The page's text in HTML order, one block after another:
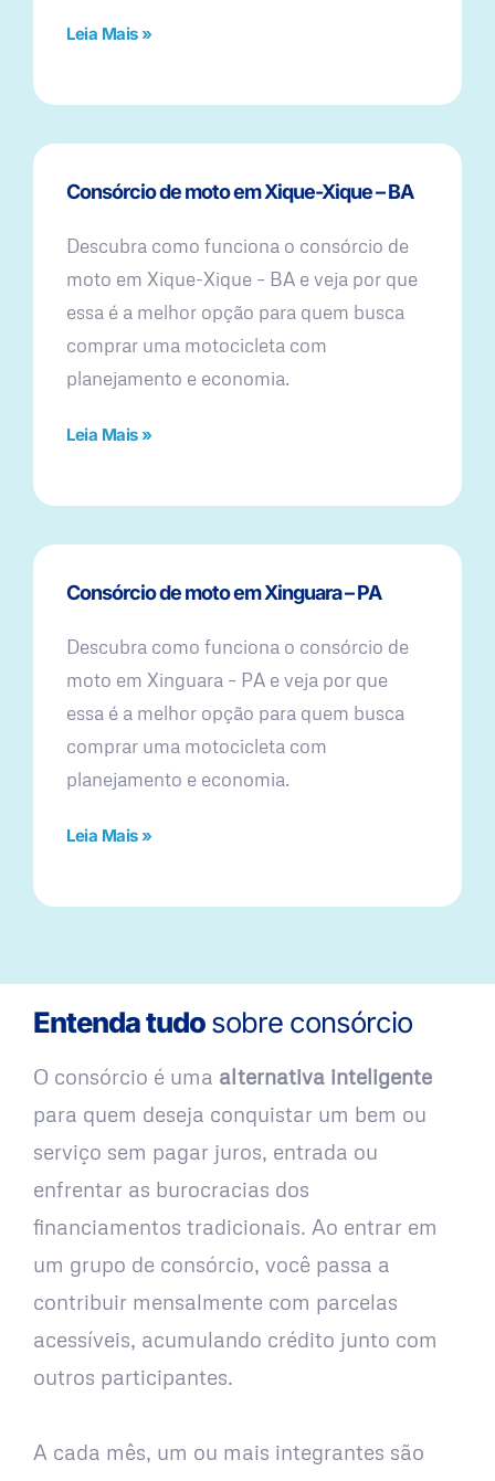
Leia Mais »
Consórcio de moto em Xique-Xique – BA
Descubra como funciona o consórcio de
moto em Xique-Xique – BA e veja por que
essa é a melhor opção para quem busca
comprar uma motocicleta com
planejamento e economia.
Leia Mais »
Consórcio de moto em Xinguara – PA
Descubra como funciona o consórcio de
moto em Xinguara – PA e veja por que
essa é a melhor opção para quem busca
comprar uma motocicleta com
planejamento e economia.
Leia Mais »
Entenda tudosobre consórcio
O consórcio é uma alternativa inteligente
para quem deseja conquistar um bem ou
serviço sem pagar juros, entrada ou
enfrentar as burocracias dos
financiamentos tradicionais. Ao entrar em
um grupo de consórcio, você passa a
contribuir mensalmente com parcelas
acessíveis, acumulando crédito junto com
outros participantes.
A cada mês, um ou mais integrantes são